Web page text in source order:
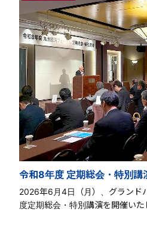
令和8年度 定期総会・特別講
2026年6月4日（月）、グランド
度定期総会・特別講演を開催いた